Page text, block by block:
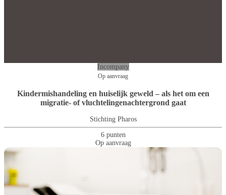
Incompany
Op aanvraag
Kindermishandeling en huiselijk geweld – als het om een
migratie- of vluchtelingenachtergrond gaat
Stichting Pharos
6 punten
Op aanvraag